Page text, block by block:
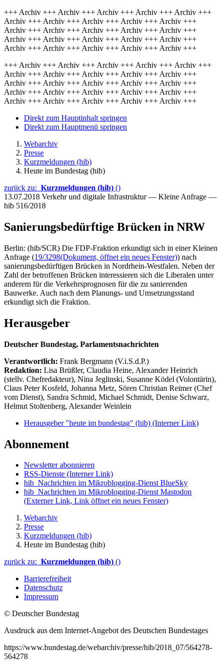
+++ Archiv +++ Archiv +++ Archiv +++ Archiv +++ Archiv +++
Archiv +++ Archiv +++ Archiv +++ Archiv +++ Archiv +++
Archiv +++ Archiv +++ Archiv +++ Archiv +++ Archiv +++
Archiv +++ Archiv +++ Archiv +++ Archiv +++ Archiv +++
Archiv +++ Archiv +++ Archiv +++ Archiv +++ Archiv +++
+++ Archiv +++ Archiv +++ Archiv +++ Archiv +++ Archiv +++
Archiv +++ Archiv +++ Archiv +++ Archiv +++ Archiv +++
Archiv +++ Archiv +++ Archiv +++ Archiv +++ Archiv +++
Archiv +++ Archiv +++ Archiv +++ Archiv +++ Archiv +++
Archiv +++ Archiv +++ Archiv +++ Archiv +++ Archiv +++
Direkt zum Hauptinhalt springen
Direkt zum Hauptmenü springen
Webarchiv
Presse
Kurzmeldungen (hib)
Heute im Bundestag (hib)
zurück zu: Kurzmeldungen (hib) ()
13.07.2018 Verkehr und digitale Infrastruktur — Kleine Anfrage —
hib 516/2018
Sanierungsbedürftige Brücken in NRW
Berlin: (hib/SCR) Die FDP-Fraktion erkundigt sich in einer Kleinen
Anfrage (19/3298(Dokument, öffnet ein neues Fenster)) nach
sanierungsbedürftigen Brücken in Nordrhein-Westfalen. Neben der
Zahl der betroffenen Brücken interessieren sich die Liberalen unter
anderem für die Verkehrsprognosen für die zu sanierenden
Bauwerke. Auch nach dem Planungs- und Umsetzungsstand
erkundigt sich die Fraktion.
Herausgeber
Deutscher Bundestag, Parlamentsnachrichten
Verantwortlich: Frank Bergmann (V.i.S.d.P.)
Redaktion: Lisa Brüßler, Claudia Heine, Alexander Heinrich
(stellv. Chefredakteur), Nina Jeglinski, Susanne Ködel (Volontärin),
Claus Peter Kosfeld, Johanna Metz, Sören Christian Reimer (Chef
vom Dienst), Sandra Schmid, Michael Schmidt, Denise Schwarz,
Helmut Stoltenberg, Alexander Weinlein
Herausgeber "heute im bundestag" (hib) (Interner Link)
Abonnement
Newsletter abonnieren
RSS-Dienste (Interner Link)
hib_Nachrichten im Mikroblogging-Dienst BlueSky
hib_Nachrichten im Mikroblogging-Dienst Mastodon
(Externer Link, Link öffnet ein neues Fenster)
Webarchiv
Presse
Kurzmeldungen (hib)
Heute im Bundestag (hib)
zurück zu: Kurzmeldungen (hib) ()
Barrierefreiheit
Datenschutz
Impressum
© Deutscher Bundestag
Ausdruck aus dem Internet-Angebot des Deutschen Bundestages
https://www.bundestag.de/webarchiv/presse/hib/2018_07/564278-
564278